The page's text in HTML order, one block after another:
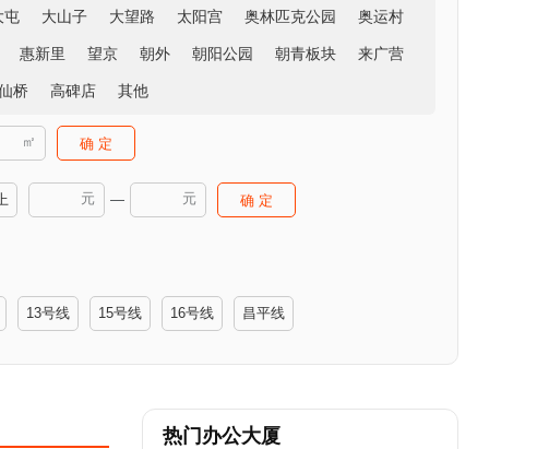
屯 大山子 大望路 太阳宫 奥林匹克公园 奥运村
惠新里 望京 朝外 朝阳公园 朝青板块 来广营
桥 高碑店 其他
㎡ 确 定
元 — 元 确 定
13号线 15号线 16号线 昌平线
热门办公大厦